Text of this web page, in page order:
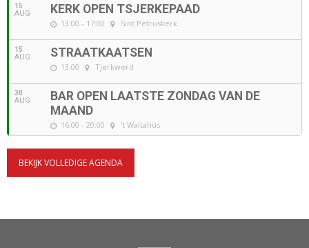
15
AUG KERK OPEN TSJERKEPAAD
13:00 - 17:00 Sint Petruskerk
15
AUG STRAATKAATSEN
13:00 Tjerkwerd
30
AUG
BAR OPEN LAATSTE ZONDAG VAN DE
MAAND
16:00 - 20:00 't Waltahûs
BEKIJK VOLLEDIGE AGENDA